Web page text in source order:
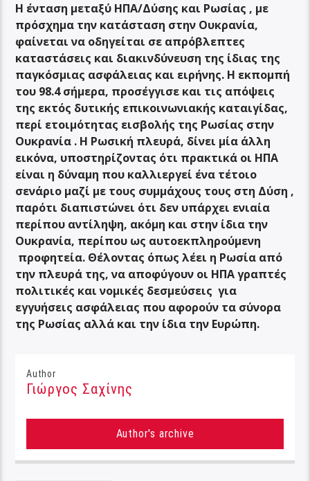
Η ένταση μεταξύ ΗΠΑ/Δύσης και Ρωσίας , με
πρόσχημα την κατάσταση στην Ουκρανία,
φαίνεται να οδηγείται σε απρόβλεπτες
καταστάσεις και διακινδύνευση της ίδιας της
παγκόσμιας ασφάλειας και ειρήνης. Η εκπομπή
του 98.4 σήμερα, προσέγγισε και τις απόψεις
της εκτός δυτικής επικοινωνιακής καταιγίδας,
περί ετοιμότητας εισβολής της Ρωσίας στην
Ουκρανία . Η Ρωσική πλευρά, δίνει μία άλλη
εικόνα, υποστηρίζοντας ότι πρακτικά οι ΗΠΑ
είναι η δύναμη που καλλιεργεί ένα τέτοιο
σενάριο μαζί με τους συμμάχους τους στη Δύση ,
παρότι διαπιστώνει ότι δεν υπάρχει ενιαία
περίπου αντίληψη, ακόμη και στην ίδια την
Ουκρανία, περίπου ως αυτοεκπληρούμενη
προφητεία. Θέλοντας όπως λέει η Ρωσία από
την πλευρά της, να αποφύγουν οι ΗΠΑ γραπτές
πολιτικές και νομικές δεσμεύσεις για
εγγυήσεις ασφάλειας που αφορούν τα σύνορα
της Ρωσίας αλλά και την ίδια την Ευρώπη.
Author
Γιώργος Σαχίνης
Author's archive